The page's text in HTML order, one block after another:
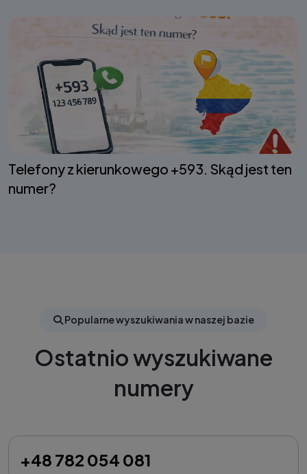
Telefony z kierunkowego +593. Skąd jest ten
numer?
Popularne wyszukiwania w naszej bazie
Ostatnio wyszukiwane
numery
+48 782 054 081